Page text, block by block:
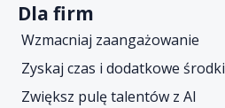
Dla firm
Wzmacniaj zaangażowanie
Zyskaj czas i dodatkowe środki
Zwiększ pulę talentów z AI